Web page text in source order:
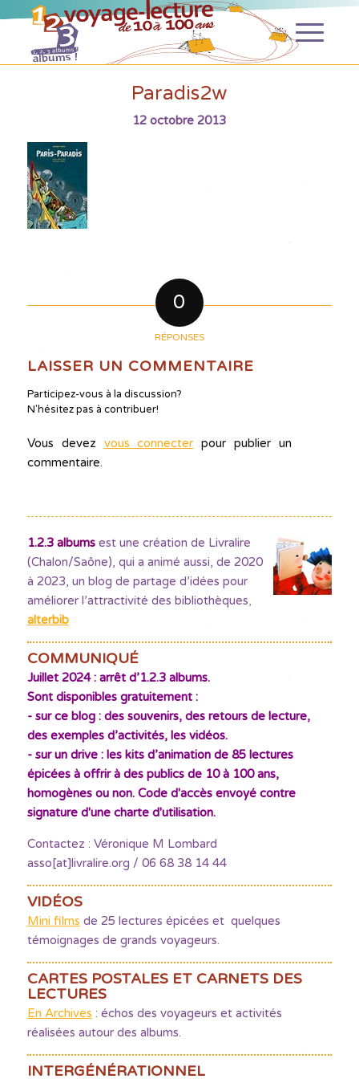
Paradis2w
12 octobre 2013
0
RÉPONSES
LAISSER UN COMMENTAIRE
Participez-vous à la discussion?
N'hésitez pas à contribuer!
Vous devez vous connecter pour publier un
commentaire.
1.2.3 albumsest une création de Livralire
(Chalon/Saône), qui a animé aussi, de 2020
à 2023, un blog de partage d’idées pour
améliorer l’attractivité des bibliothèques,
alterbib
COMMUNIQUÉ
Juillet 2024 : arrêt d’1.2.3 albums.
Sont disponibles gratuitement :
- sur ce blog : des souvenirs, des retours de lecture,
des exemples d’activités, les vidéos.
- sur un drive : les kits d’animation de 85 lectures
épicées à offrir à des publics de 10 à 100 ans,
homogènes ou non. Code d'accès envoyé contre
signature d'une charte d'utilisation.
Contactez : Véronique M Lombard
asso[at]livralire.org / 06 68 38 14 44
VIDÉOS
Mini films de 25 lectures épicées et quelques
témoignages de grands voyageurs.
CARTES POSTALES ET CARNETS DES
LECTURES
En Archives : échos des voyageurs et activités
réalisées autour des albums.
INTERGÉNÉRATIONNEL